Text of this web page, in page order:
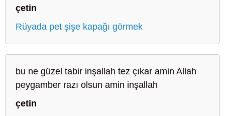
çetin
Rüyada pet şişe kapağı görmek
bu ne güzel tabir inşallah tez çıkar amin Allah
peygamber razı olsun amin inşallah
çetin